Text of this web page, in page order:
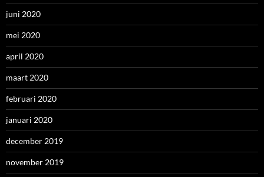
juni 2020
mei 2020
april 2020
maart 2020
februari 2020
januari 2020
december 2019
november 2019